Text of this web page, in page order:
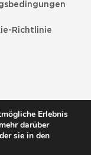
Richtlinie
Segel sind
Erlebnis
darüber
sie in den